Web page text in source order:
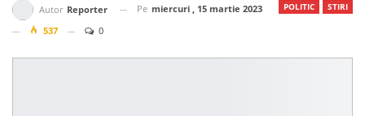
POLITIC STIRI
Autor Reporter Pe miercuri , 15 martie 2023
537
0